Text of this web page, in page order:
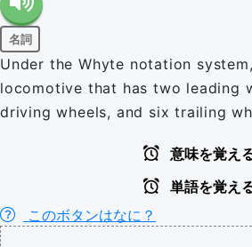
名詞
Under the Whyte notation
locomotive that has two leading
driving wheels, and six trailing
意味を覚え
単語を覚え
このボタンはなに？